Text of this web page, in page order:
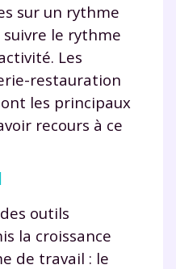
sur un rythme
le rythme
Les
restauration
les principaux
recours à ce
outils
la croissance
de travail : le